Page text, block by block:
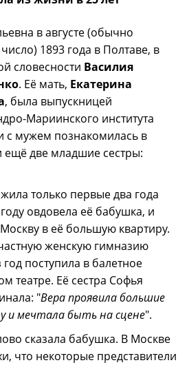
в августе (обычно
1893 года в Полтаве, в
словесности Василия
. Её мать, Екатерина
, была выпускницей
Мариинского института
с мужем познакомилась в
две младшие сестры:
только первые два года
овдовела её бабушка, и
в её большую квартиру.
женскую гимназию
поступила в балетное
театре. Её сестра Софья
"Вера проявила большие
и мечтала быть на сцене".
сказала бабушка. В Москве
что некоторые представители